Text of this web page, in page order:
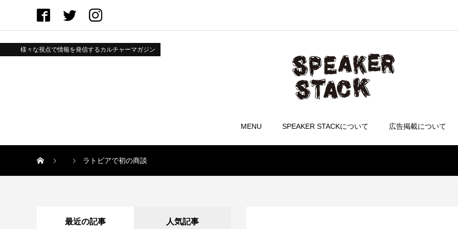
様々な視点で情報を発信するカルチャーマガジン
MENU SPEAKER STACKについて 広告掲載について
ラトビアで初の商談
最近の記事 人気記事